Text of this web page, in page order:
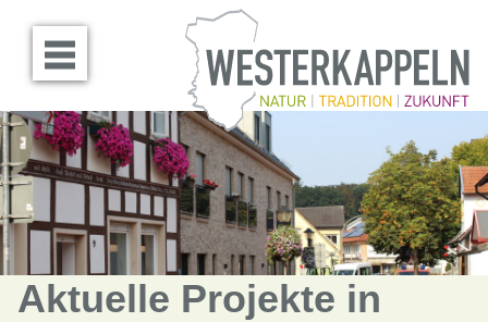
Menü öffnen
Aktuelle Projekte in